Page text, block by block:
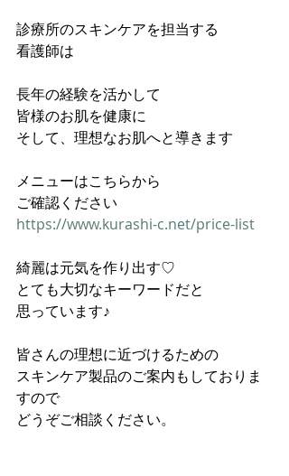
診療所のスキンケアを担当する
看護師は
長年の経験を活かして
皆様のお肌を健康に
そして、理想なお肌へと導きます
メニューはこちらから
ご確認ください
https://www.kurashi-c.net/price-list
綺麗は元気を作り出す♡
とても大切なキーワードだと
思っています♪
皆さんの理想に近づけるための
スキンケア製品のご案内もしておりま
すので
どうぞご相談ください。